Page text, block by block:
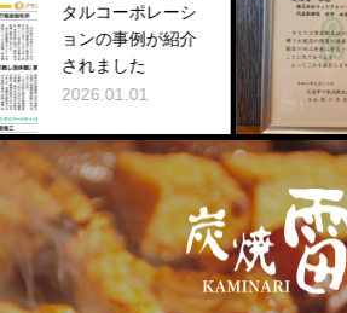
ーポレーシ
事例が紹介
した